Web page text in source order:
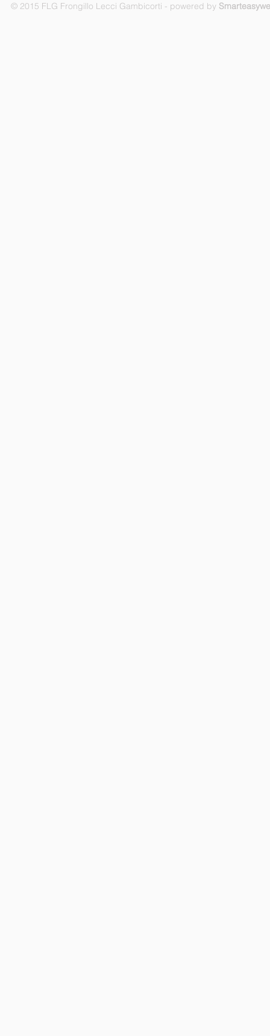
© 2015 FLG Frongillo Lecci Gambicorti - powered by